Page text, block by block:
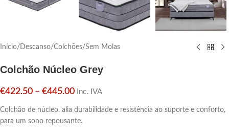
Início/ Descanso/Colchões/Sem Molas
Colchão Núcleo Grey
€422.50 – €445.00 Inc. IVA
Colchão de núcleo, alia durabilidade e resistência ao suporte e conforto,
para um sono repousante.